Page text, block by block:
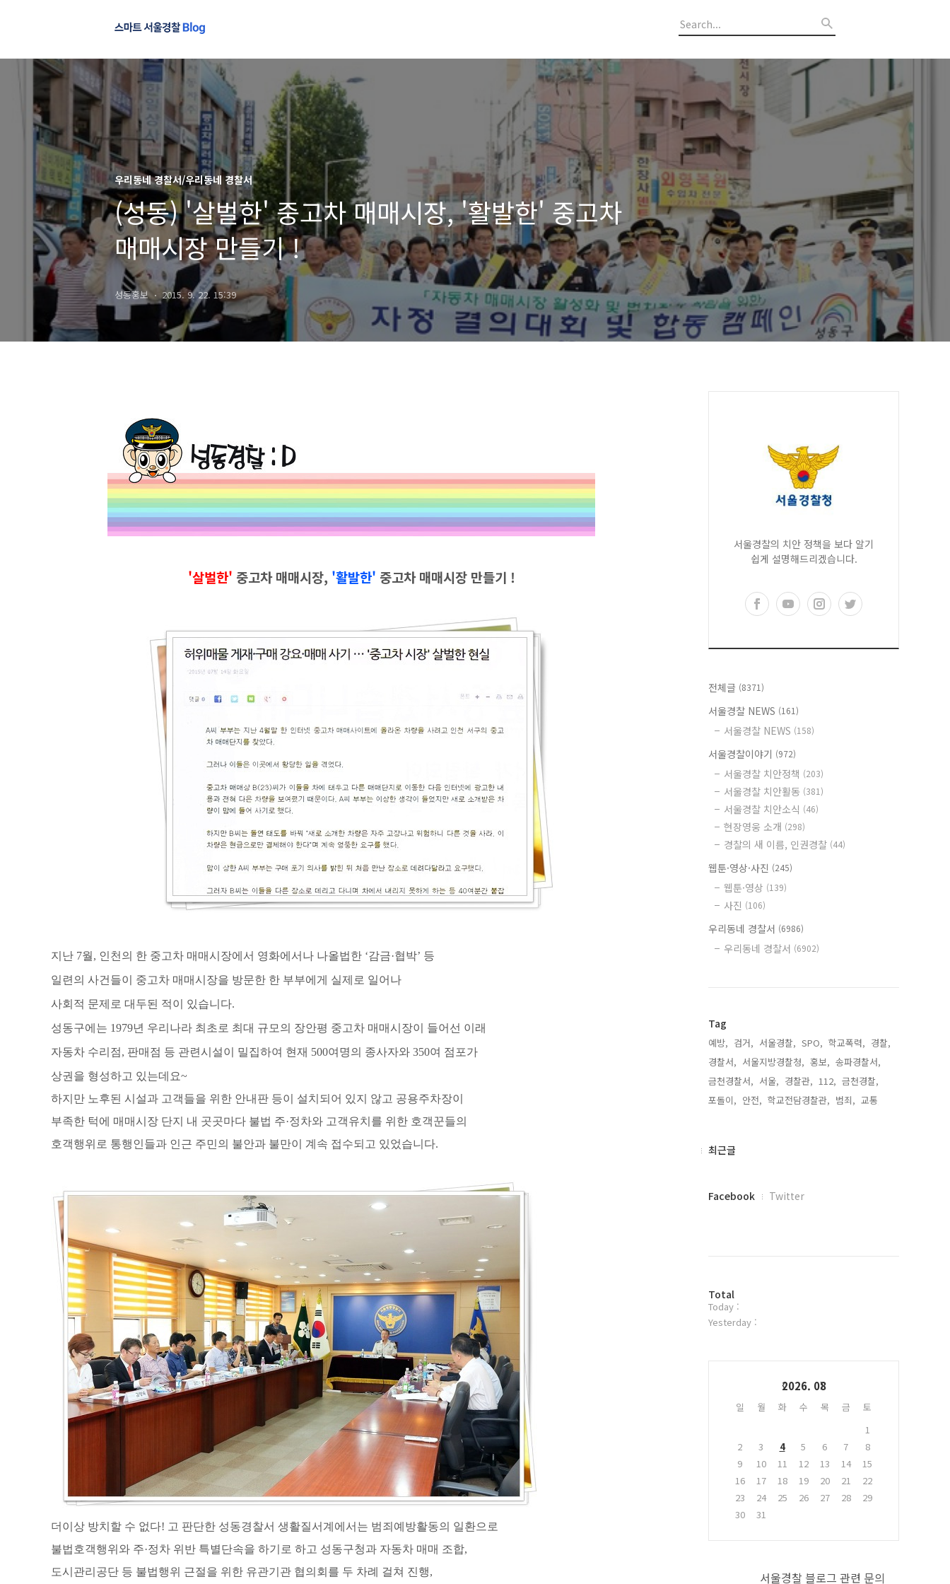
우리동네 경찰서/우리동네 경찰서
(성동) '살벌한' 중고차 매매시장, '활발한' 중고차
매매시장 만들기 !
성동홍보 2015. 9. 22. 15:39
'살벌한' 중고차 매매시장, '활발한' 중고차 매매시장만들기 !
지난 7월, 인천의 한 중고차 매매시장에서 영화에서나 나올법한 ‘감금·협박’ 등
일련의 사건들이 중고차 매매시장을 방문한 한 부부에게 실제로 일어나
사회적 문제로 대두된 적이 있습니다.
성동구에는 1979년 우리나라 최초로 최대 규모의 장안평 중고차 매매시장이 들어선 이래
자동차 수리점, 판매점 등 관련시설이 밀집하여 현재 500여명의 종사자와 350여 점포가
상권을 형성하고 있는데요~
하지만 노후된 시설과 고객들을 위한 안내판 등이 설치되어 있지 않고 공용주차장이
부족한 턱에 매매시장 단지 내 곳곳마다 불법 주·정차와 고객유치를 위한 호객꾼들의
호객행위로 통행인들과 인근 주민의 불안과 불만이 계속 접수되고 있었습니다.
더이상 방치할 수 없다! 고 판단한 성동경찰서 생활질서계에서는 범죄예방활동의 일환으로
불법호객행위와 주·정차 위반 특별단속을 하기로 하고 성동구청과 자동차 매매 조합,
도시관리공단 등 불법행위 근절을 위한 유관기관 협의회를 두 차례 걸쳐 진행,
서울경찰의 치안 정책을 보다 알기
쉽게 설명해드리겠습니다.
전체글 (8371)
서울경찰 NEWS (161)
서울경찰 NEWS (158)
서울경찰이야기 (972)
서울경찰 치안정책 (203)
서울경찰 치안활동 (381)
서울경찰 치안소식 (46)
현장영웅 소개 (298)
경찰의 새 이름, 인권경찰 (44)
웹툰·영상·사진 (245)
웹툰·영상 (139)
사진 (106)
우리동네 경찰서 (6986)
우리동네 경찰서 (6902)
Tag
예방, 검거, 서울경찰, SPO, 학교폭력, 경찰,
경찰서, 서울지방경찰청, 홍보, 송파경찰서,
금천경찰서, 서울, 경찰관, 112, 금천경찰,
포돌이, 안전, 학교전담경찰관, 범죄, 교통,
최
최근글
페
플
러
그
Facebook Twitter
방
문
자
Total
Today :
Yesterday :
2026. 08
일 월 화 수 목 금
토
1
2
3 4 5 6 7
8
9
10 11 12 13 14
15
16
17 18 19 20 21
22
23
24 25 26 27 28
29
30
31
서울경찰 블로그 관련 문의